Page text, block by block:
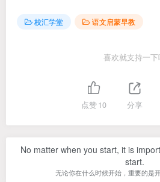
校汇学堂 语文启蒙早教
喜欢就支持一下
点赞10 分享
No matter when you start, it is
start.
无论你在什么时候开始，重要的是